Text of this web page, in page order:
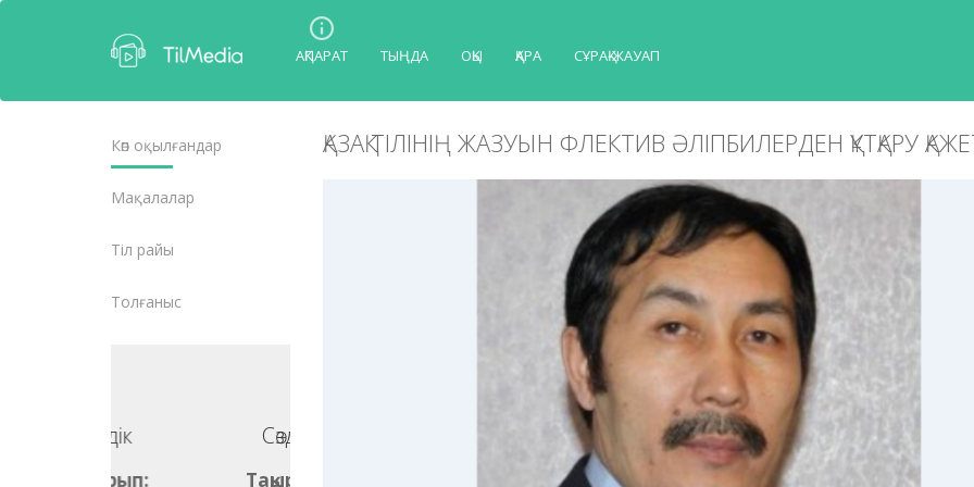
АҚПАРАТ ТЫҢДА ОҚЫ ҚАРА СҰРАҚ-ЖАУАП
Көп оқылғандар
Мақалалар
Тіл райы
Толғаныс
ҚАЗАҚ ТІЛІНІҢ ЖАЗУЫН ФЛЕКТИВ ӘЛІПБИЛЕРДЕН ҚҰТҚАРУ